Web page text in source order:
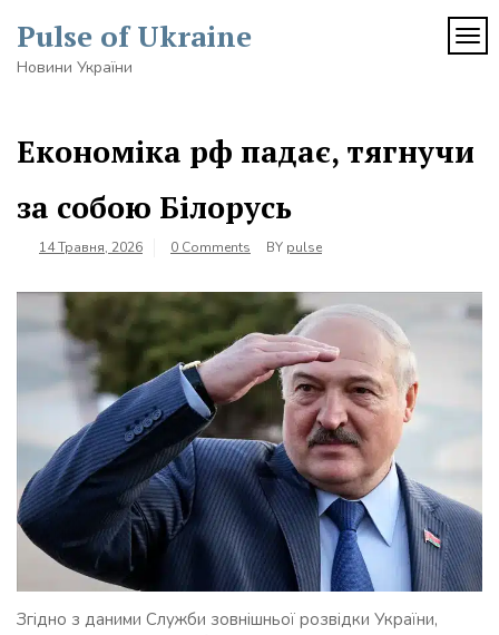
content
Pulse of Ukraine
Новини України
Економіка рф падає, тягнучи
за собою Білорусь
14 Травня, 2026 0 Comments BY pulse
Згідно з даними Служби зовнішньої розвідки України,